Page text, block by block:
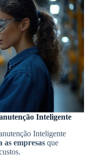
Inteligente
Inteligente
as empresas que